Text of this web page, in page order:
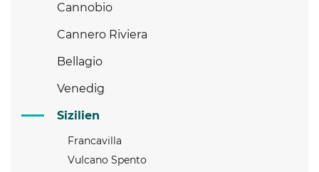
Cannobio
Cannero Riviera
Bellagio
Venedig
Sizilien
Francavilla
Vulcano Spento